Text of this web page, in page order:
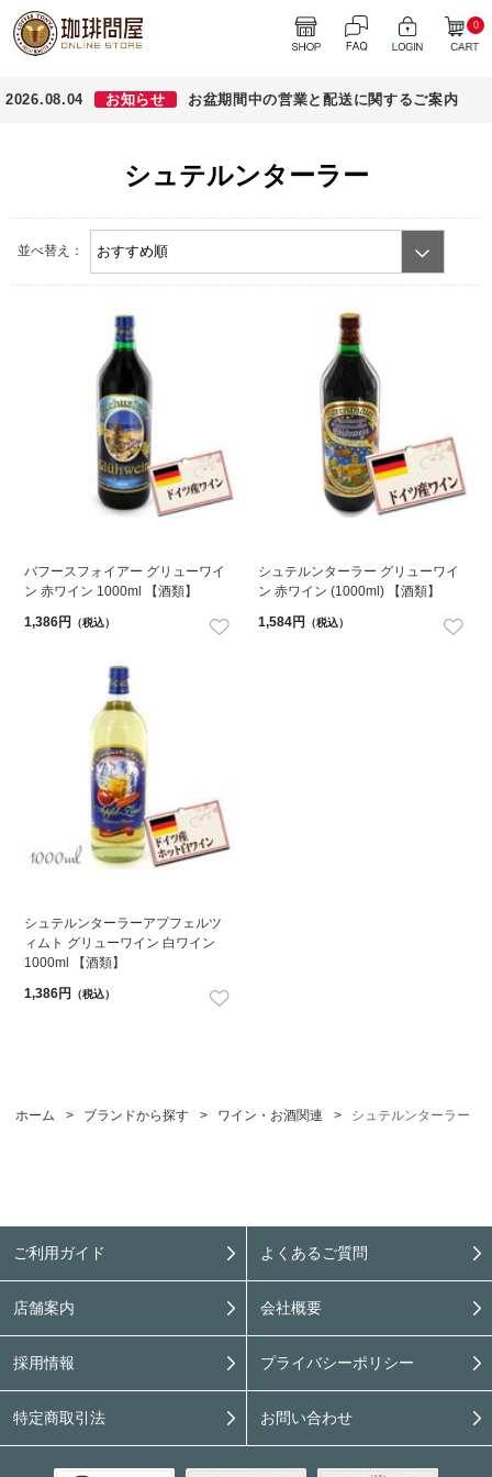
0
2026.08.04 お知らせ お盆期間中の営業と配送に関するご案内
シュテルンターラー
並べ替え：
バフースフォイアー グリューワイ
ン 赤ワイン 1000ml 【酒類】
1,386円
（税込）
シュテルンターラー グリューワイ
ン 赤ワイン (1000ml) 【酒類】
1,584円
（税込）
シュテルンターラーアプフェルツ
ィムト グリューワイン 白ワイン
1000ml 【酒類】
1,386円
（税込）
ホーム > ブランドから探す > ワイン・お酒関連 > シュテルンターラー
ご利用ガイド よくあるご質問
店舗案内 会社概要
採用情報 プライバシーポリシー
特定商取引法 お問い合わせ